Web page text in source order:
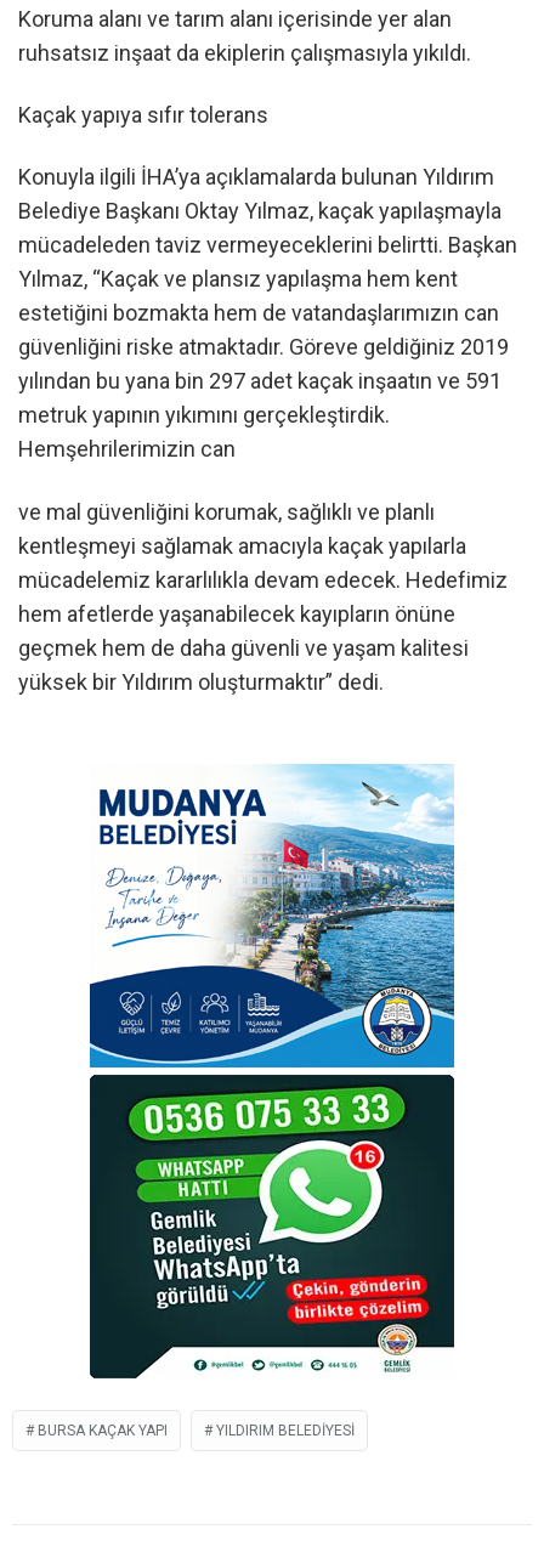
Koruma alanı ve tarım alanı içerisinde yer alan
ruhsatsız inşaat da ekiplerin çalışmasıyla yıkıldı.
Kaçak yapıya sıfır tolerans
Konuyla ilgili İHA’ya açıklamalarda bulunan Yıldırım
Belediye Başkanı Oktay Yılmaz, kaçak yapılaşmayla
mücadeleden taviz vermeyeceklerini belirtti. Başkan
Yılmaz, “Kaçak ve plansız yapılaşma hem kent
estetiğini bozmakta hem de vatandaşlarımızın can
güvenliğini riske atmaktadır. Göreve geldiğiniz 2019
yılından bu yana bin 297 adet kaçak inşaatın ve 591
metruk yapının yıkımını gerçekleştirdik.
Hemşehrilerimizin can
ve mal güvenliğini korumak, sağlıklı ve planlı
kentleşmeyi sağlamak amacıyla kaçak yapılarla
mücadelemiz kararlılıkla devam edecek. Hedefimiz
hem afetlerde yaşanabilecek kayıpların önüne
geçmek hem de daha güvenli ve yaşam kalitesi
yüksek bir Yıldırım oluşturmaktır” dedi.
BURSA KAÇAK YAPI YILDIRIM BELEDIYESI